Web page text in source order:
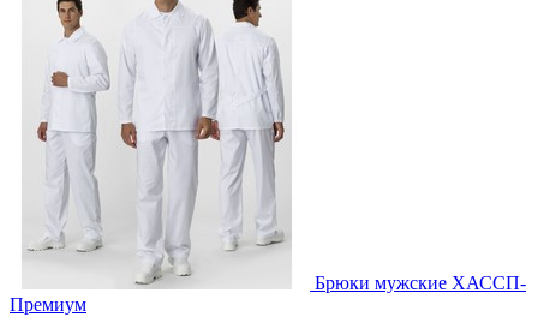
Брюки мужские ХАССП-
Премиум